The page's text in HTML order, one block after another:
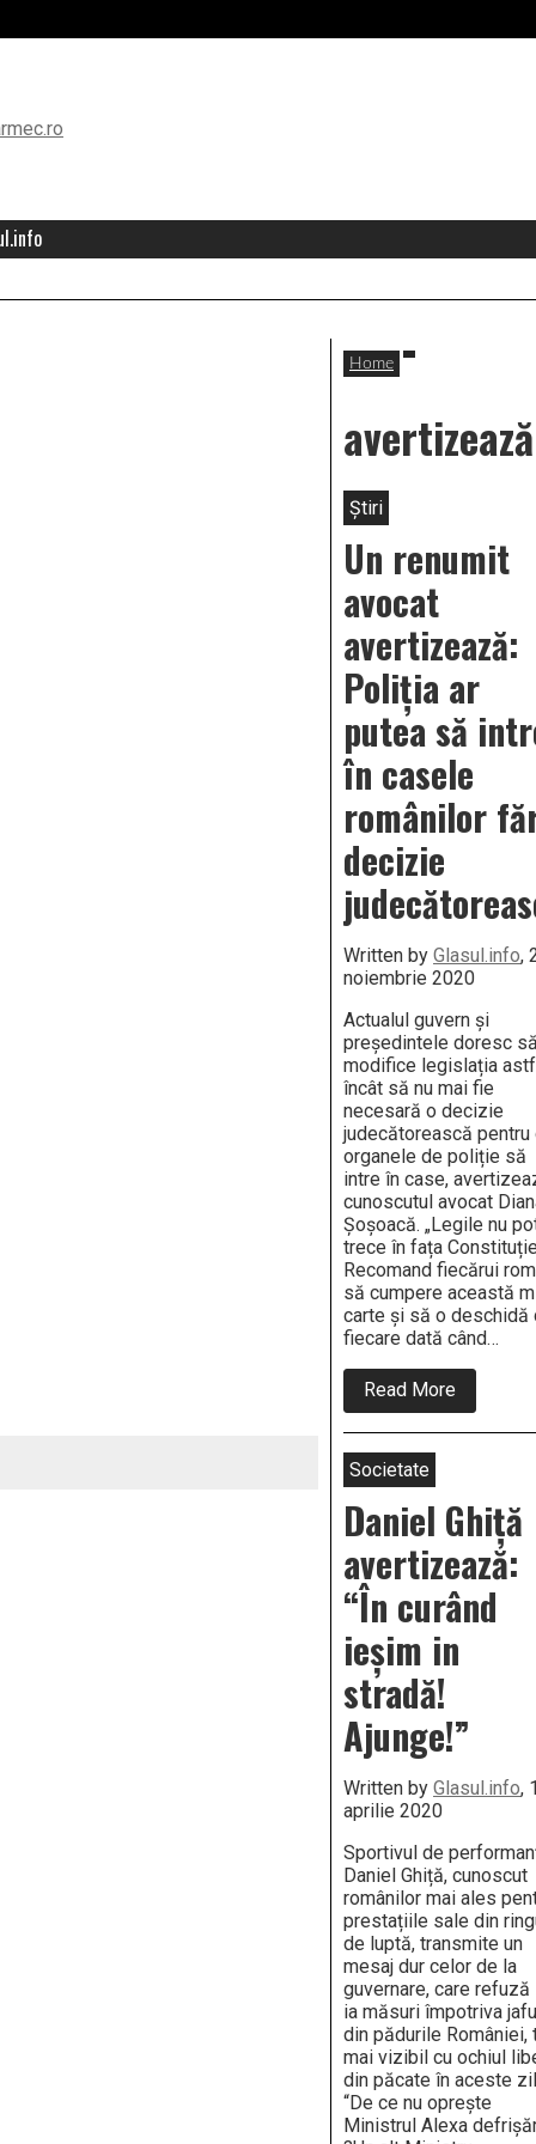
Home
avertizează
Știri
Un renumit
avocat
avertizează:
Poliția ar
putea să
în casele
românilor
decizie
Written by Glasul.info,
noiembrie 2020
Actualul guvern și
președintele doresc
modifice legislația
încât să nu mai fie
necesară o decizie
judecătorească pentru
organele de poliție să
intre în case,
cunoscutul avocat
Șoșoacă. „Legile nu
trece în fața
Recomand fiecărui
să cumpere această
carte și să o deschidă
fiecare dată când…
Read More
Un
renumit
ar
putea
să
intre
în
casele
românilor
Societate
Daniel Ghiță
avertizează:
“În curând
ieșim in
stradă!
Ajunge!”
Written by Glasul.info,
aprilie 2020
Sportivul de
Daniel Ghiță, cunoscut
românilor mai ales
prestațiile sale din
de luptă, transmite un
mesaj dur celor de la
guvernare, care refuză
ia măsuri împotriva
din pădurile României,
mai vizibil cu ochiul
din păcate în aceste
“De ce nu oprește
Ministrul Alexa